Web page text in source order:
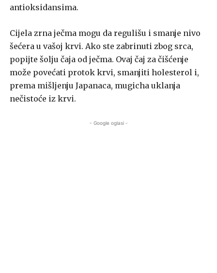
antioksidansima.
Cijela zrna ječma mogu da regulišu i smanje nivo
šećera u vašoj krvi. Ako ste zabrinuti zbog srca,
popijte šolju čaja od ječma. Ovaj čaj za čišćenje
može povećati protok krvi, smanjiti holesterol i,
prema mišljenju Japanaca, mugicha uklanja
nečistoće iz krvi.
- Google oglasi -